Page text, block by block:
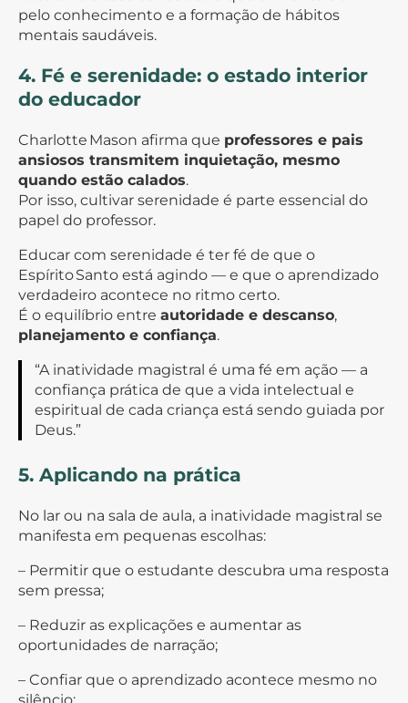
pelo conhecimento e a formação de hábitos
mentais saudáveis.
4. Fé e serenidade: o estado interior
do educador
Charlotte Mason afirma que professores e pais
ansiosos transmitem inquietação, mesmo
quando estão calados.
Por isso, cultivar serenidade é parte essencial do
papel do professor.
Educar com serenidade é ter fé de que o
Espírito Santo está agindo — e que o aprendizado
verdadeiro acontece no ritmo certo.
É o equilíbrio entre autoridade e descanso,
planejamento e confiança.
“A inatividade magistral é uma fé em ação — a
confiança prática de que a vida intelectual e
espiritual de cada criança está sendo guiada por
Deus.”
5. Aplicando na prática
No lar ou na sala de aula, a inatividade magistral se
manifesta em pequenas escolhas:
– Permitir que o estudante descubra uma resposta
sem pressa;
– Reduzir as explicações e aumentar as
oportunidades de narração;
– Confiar que o aprendizado acontece mesmo no